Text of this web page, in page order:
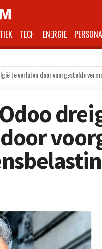
TECH ENERGIE
te verlaten door voorgestelde